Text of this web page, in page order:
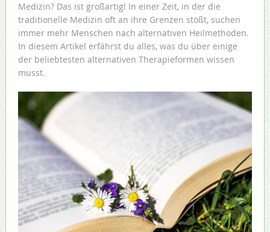
Medizin? Das ist großartig! In einer Zeit, in der die
traditionelle Medizin oft an ihre Grenzen stößt, suchen
immer mehr Menschen nach alternativen Heilmethoden.
In diesem Artikel erfährst du alles, was du über einige
der beliebtesten alternativen Therapieformen wissen
musst.